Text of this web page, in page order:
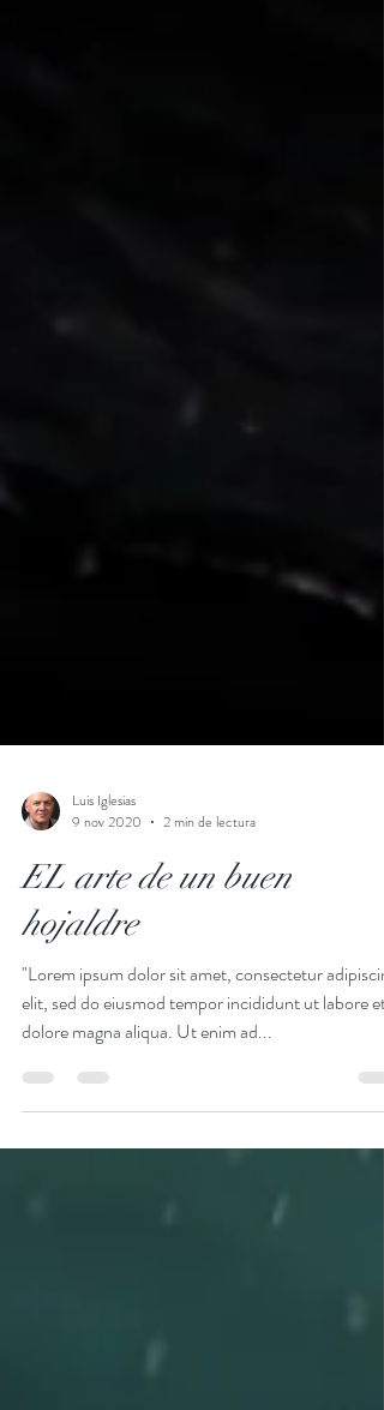
9 nov 2020
2 min de lectura
EL arte de un buen
hojaldre
"Lorem ipsum dolor sit amet, consectetur adipiscing
dolore magna aliqua. Ut enim ad...